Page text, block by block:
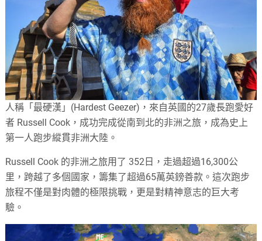
人稱「最硬漢」(Hardest Geezer)，來自英國的27歲長跑愛好
者 Russell Cook，成功完成從南到北的非洲之旅，成為史上
第一人跑步縱貫非洲大陸。
Russell Cook 的非洲之旅用了 352日，走過超過16,300公
里，跨越了多個國家，籌集了超過65萬英鎊善款。這次跑步
旅程不僅是對肉體的極限挑戰，更是對精神意志的巨大考
驗。